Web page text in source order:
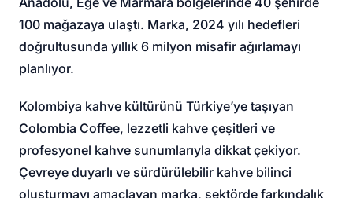
100 mağazaya ulaştı. Marka, 2024 yılı hedefleri
doğrultusunda yıllık 6 milyon misafir ağırlamayı
planlıyor.
Kolombiya kahve kültürünü Türkiye’ye taşıyan
Colombia Coffee, lezzetli kahve çeşitleri ve
profesyonel kahve sunumlarıyla dikkat çekiyor.
Çevreye duyarlı ve sürdürülebilir kahve bilinci
oluşturmayı amaçlayan marka, sektörde farkındalık